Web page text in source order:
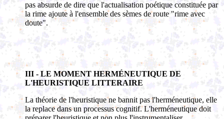
pas absurde de dire que l'actualisation poétique constituée par
la rime ajoute à l'ensemble des sèmes de route "rime avec
doute".
III - LE MOMENT HERMÉNEUTIQUE DE
L'HEURISTIQUE LITTERAIRE
La théorie de l'heuristique ne bannit pas l'herméneutique, elle
la replace dans un processus cognitif. L'herméneutique doit